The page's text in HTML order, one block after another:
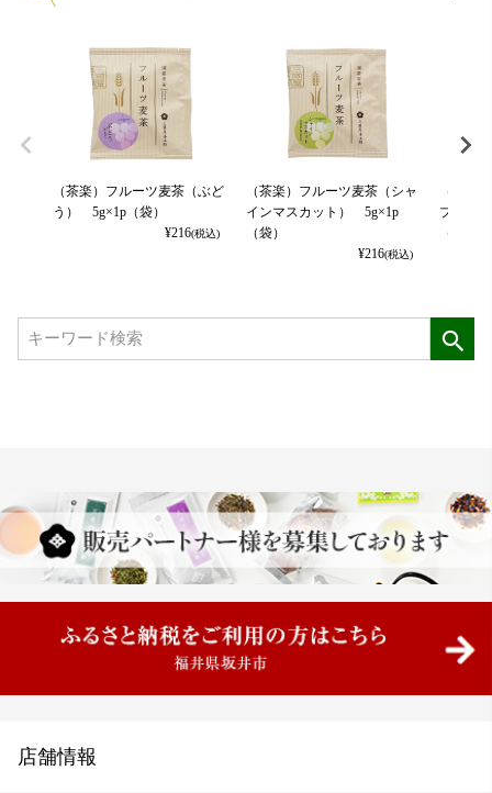
（茶楽）フルーツ麦茶（ぶど
う） 5g×1p（袋）
¥216(税込)
（茶楽）フルーツ麦茶（シャ
インマスカット） 5g×1p
（袋）
¥216(税込)
（茶楽
プルマ
（袋）
店舗情報